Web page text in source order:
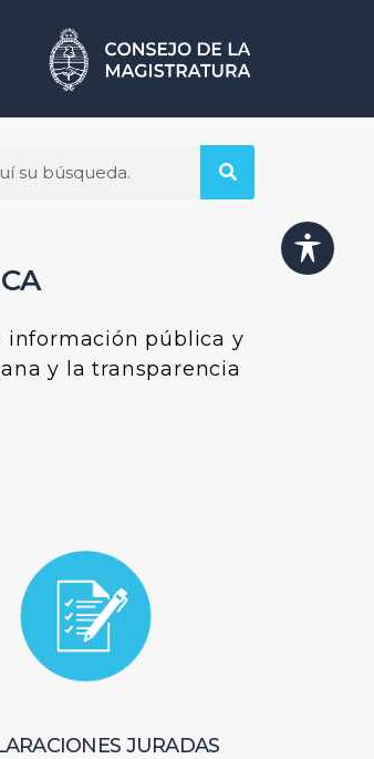
información pública y
y la transparencia
JURADAS